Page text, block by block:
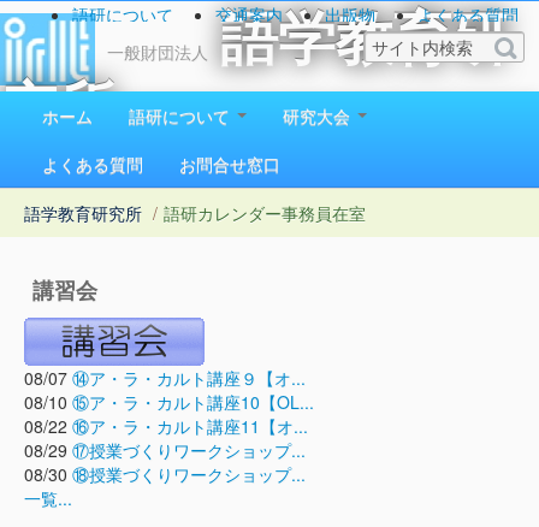
一般財団法人
語学教育研
究所
1923（大正12）年創立
語研について 交通案内 出版物
よくある質問
お問い合わせ
ホーム 語研について
研究大会
よくある質問
お問合せ窓口
語学教育研究所 / 語研カレンダー事務員在室
講習会
08/07 ⑭ア・ラ・カルト講座９【オ...
08/10 ⑮ア・ラ・カルト講座10【OL...
08/22 ⑯ア・ラ・カルト講座11【オ...
08/29 ⑰授業づくりワークショップ...
08/30 ⑱授業づくりワークショップ...
一覧...